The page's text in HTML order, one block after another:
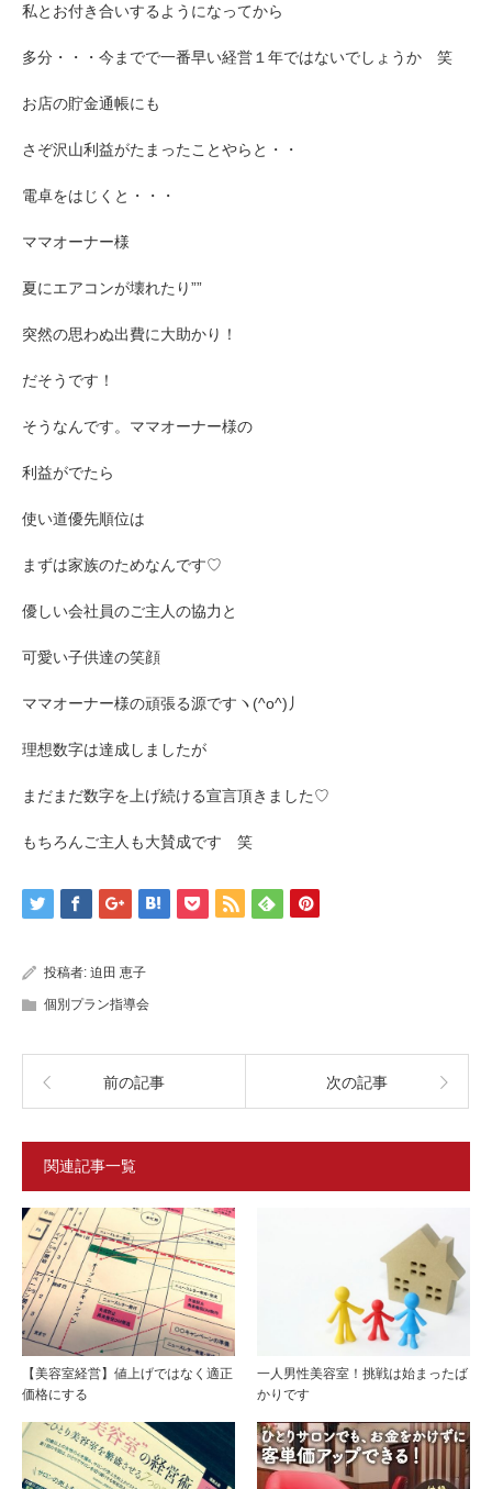
私とお付き合いするようになってから
多分・・・今までで一番早い経営１年ではないでしょうか 笑
お店の貯金通帳にも
さぞ沢山利益がたまったことやらと・・
電卓をはじくと・・・
ママオーナー様
夏にエアコンが壊れたり””
突然の思わぬ出費に大助かり！
だそうです！
そうなんです。ママオーナー様の
利益がでたら
使い道優先順位は
まずは家族のためなんです♡
優しい会社員のご主人の協力と
可愛い子供達の笑顔
ママオーナー様の頑張る源ですヽ(^o^)丿
理想数字は達成しましたが
まだまだ数字を上げ続ける宣言頂きました♡
もちろんご主人も大賛成です 笑
投稿者: 迫田 恵子
個別プラン指導会
前の記事 次の記事
関連記事一覧
【美容室経営】値上げではなく適正
価格にする
一人男性美容室！挑戦は始まったば
かりです